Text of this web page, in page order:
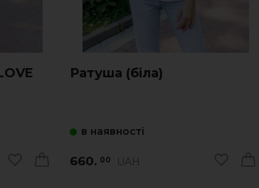
Ратуша (біла)
в наявності
660. 00 UAH